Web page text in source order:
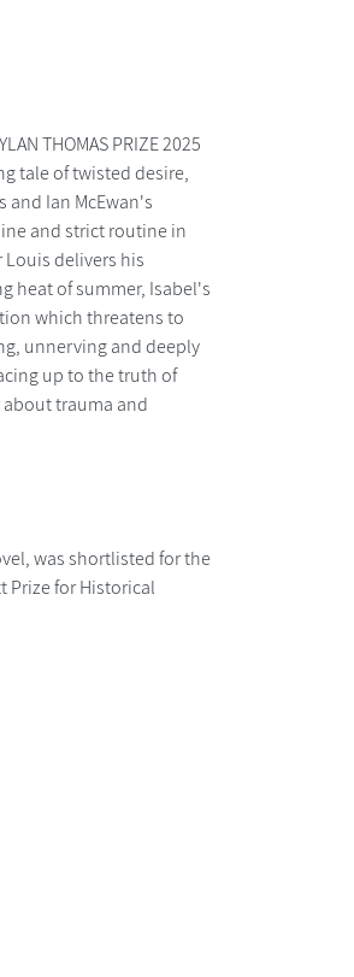
THOMAS PRIZE 2025
tale of twisted desire,
and Ian McEwan's
and strict routine in
delivers his
heat of summer, Isabel's
which threatens to
unnerving and deeply
up to the truth of
trauma and
was shortlisted for the
Prize for Historical